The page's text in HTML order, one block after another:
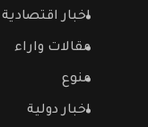
اخبار اقتصادية
مقالات واراء
منوع
اخبار دولية